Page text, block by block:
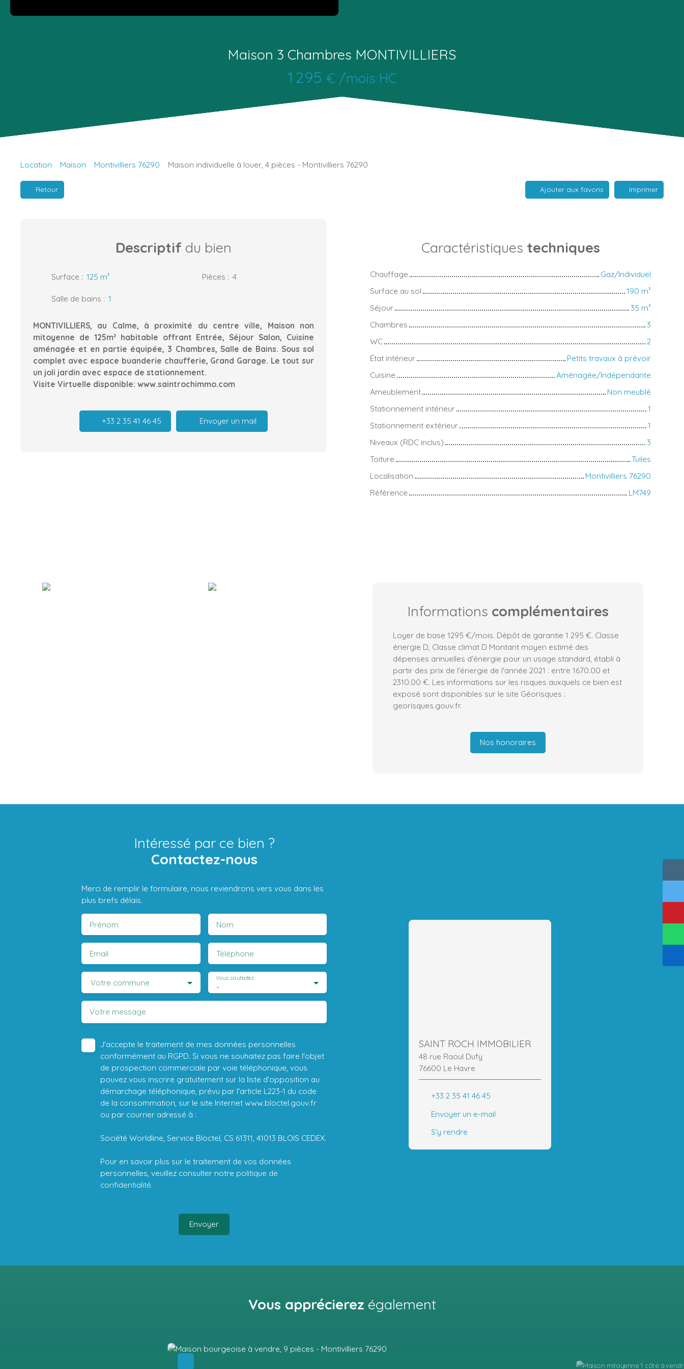
Maison 3 Chambres MONTIVILLIERS
1 295 € /mois HC
Location Maison Montivilliers 76290 Maison individuelle à louer, 4 pièces - Montivilliers 76290
Retour Ajouter aux favoris Imprimer
Descriptif du bien
Surface : 125 m² Pièces : 4
Salle de bains : 1
MONTIVILLIERS, au Calme, à proximité du centre ville, Maison non
mitoyenne de 125m² habitable offrant Entrée, Séjour Salon, Cuisine
aménagée et en partie équipée, 3 Chambres, Salle de Bains. Sous sol
complet avec espace buanderie chaufferie, Grand Garage. Le tout sur
un joli jardin avec espace de stationnement.
Visite Virtuelle disponible: www.saintrochimmo.com
+33 2 35 41 46 45 Envoyer un mail
Caractéristiques techniques
Chauffage
Gaz/Individuel
Surface au sol
190 m²
Séjour
35 m²
Chambres
3
WC
2
État intérieur
Petits travaux à prévoir
Cuisine
Aménagée/Indépendante
Ameublement
Non meublé
Stationnement intérieur
1
Stationnement extérieur
1
Niveaux (RDC inclus)
3
Toiture
Tuiles
Localisation
Montivilliers 76290
Référence
LM749
Informations complémentaires
Loyer de base 1295 €/mois. Dépôt de garantie 1 295 €. Classe
énergie D, Classe climat D Montant moyen estimé des
dépenses annuelles d'énergie pour un usage standard, établi à
partir des prix de l'énergie de l'année 2021 : entre 1670.00 et
2310.00 €. Les informations sur les risques auxquels ce bien est
exposé sont disponibles sur le site Géorisques :
georisques.gouv.fr.
Nos honoraires
Intéressé par ce bien ?
Contactez-nous
Merci de remplir le formulaire, nous reviendrons vers vous dans les
plus brefs délais.
Prénom Nom
Email Téléphone
Votre commune -
Vous souhaitez
Votre message
J'accepte le traitement de mes données personnelles
conformément au RGPD. Si vous ne souhaitez pas faire l'objet
de prospection commerciale par voie téléphonique, vous
pouvez vous inscrire gratuitement sur la liste d'opposition au
démarchage téléphonique, prévu par l'article L223-1 du code
de la consommation, sur le site Internet www.bloctel.gouv.fr
ou par courrier adressé à :
Société Worldline, Service Bloctel, CS 61311, 41013 BLOIS CEDEX.
Pour en savoir plus sur le traitement de vos données
personnelles, veuillez consulter notre politique de
confidentialité.
Envoyer
SAINT ROCH IMMOBILIER
48 rue Raoul Dufy
76600 Le Havre
+33 2 35 41 46 45
Envoyer un e-mail
S'y rendre
Vous apprécierez également